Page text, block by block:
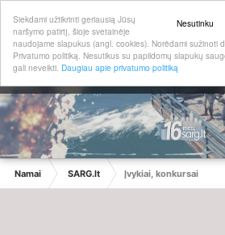
Nesutinku
Siekdami užtikrinti geriausią Jūsų
naršymo patirtį, šioje svetainėje
naudojame slapukus (angl. cookies). Norėdami sužinoti
Privatumo politiką. Nesutikus su papildomų slapukų
gali neveikti. Daugiau apie privatumo politiką
Namai SARG.lt Įvykiai, konkursai